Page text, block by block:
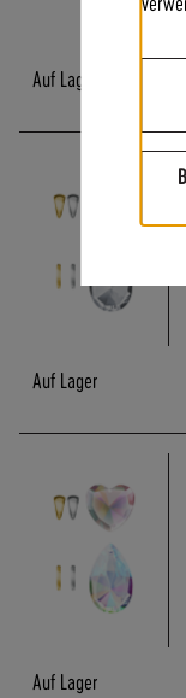
Auf Lager
Auf Lager
Auf Lager